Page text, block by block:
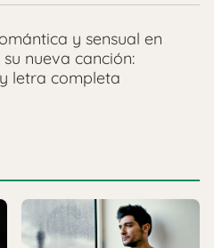
y sensual en
su nueva canción:
letra completa